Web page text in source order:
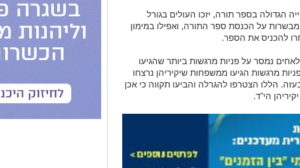
הגדולה בספר תורה, יזכו העולים בגורל
על הכנסת ספר התורה, ואפילו במימון
להכניס את הספר.
נמסר על פניות מרגשות ביותר שהגיעו
מרגשות הגיעו ממשפחות שיקיריהן נרצחו
הללו הצטרפו להגרלה והביעו תקווה כי אכן
הי"ד.